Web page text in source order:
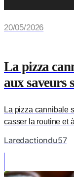
20/05/2026
La pizza
aux saveurs
La pizza cannibale
casser la routine et
Laredactiondu57